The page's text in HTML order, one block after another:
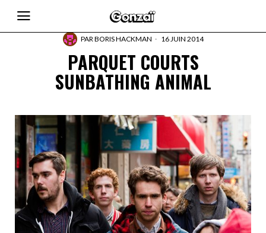
PARBORIS HACKMAN 16 JUIN 2014
PARQUET COURTS
SUNBATHING ANIMAL